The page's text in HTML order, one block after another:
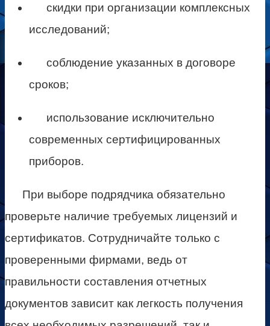
скидки при организации комплексных
исследований;
соблюдение указанных в договоре
сроков;
использование исключительно
современных сертифицированных
приборов.
При выборе подрядчика обязательно
проверьте наличие требуемых лицензий и
сертификатов. Сотрудничайте только с
проверенными фирмами, ведь от
правильности составления отчетных
документов зависит как легкость получения